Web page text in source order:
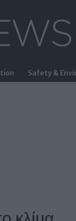
FleetNews
Safety &